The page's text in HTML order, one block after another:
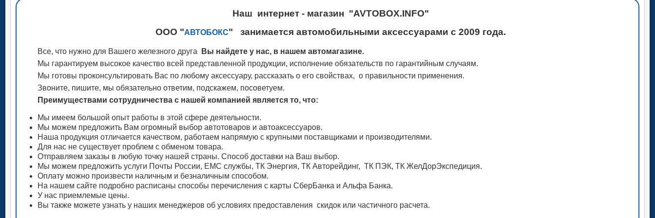
Наш интернет - магазин "AVTOBOX.INFO"
ООО "АВТОБОКС" занимается автомобильными аксессуарами с 2009 года.
Все, что нужно для Вашего железного друга
Вы найдете у нас, в нашем автомагазине.
Мы гарантируем высокое качество всей представленной продукции, исполнение обязательств по гарантийным случаям.
Мы готовы проконсультировать Вас по любому аксессуару, рассказать о его свойствах, о правильности применения.
Звоните, пишите, мы обязательно ответим, подскажем, посоветуем.
Преимуществами сотрудничества с нашей компанией является то, что:
Мы имеем большой опыт работы в этой сфере деятельности.
Мы можем предложить Вам огромный выбор автотоваров и автоаксессуаров.
Наша продукция отличается качеством, работаем напрямую с крупными поставщиками и производителями.
Для нас не существует проблем с обменом товара.
Отправляем заказы в любую точку нашей страны. Способ доставки на Ваш выбор.
Мы можем предложить услуги Почты России, ЕМС службы, ТК Энергия, ТК Авторейдинг, ТК ПЭК, ТК ЖелДорЭкспедиция.
Оплату можно произвести наличным и безналичным способом.
На нашем сайте подробно расписаны способы перечисления с карты СберБанка и Альфа Банка.
У нас приемлемые цены.
Вы также можете узнать у наших менеджеров об условиях предоставления скидок или частичного расчета.